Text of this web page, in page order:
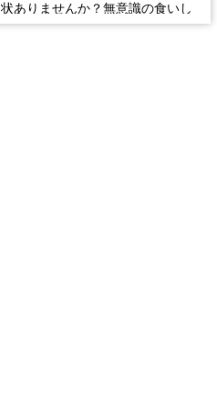
状ありませんか？無意識の食いし
ばりは、顎の痛みや疲れだけでな